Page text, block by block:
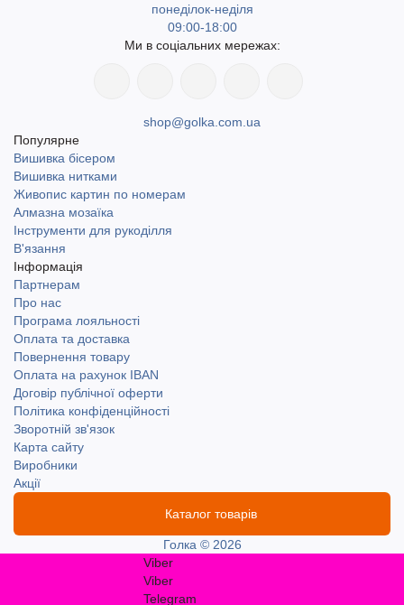
понеділок-неділя
09:00-18:00
Ми в соціальних мережах:
shop@golka.com.ua
Популярне
Вишивка бісером
Вишивка нитками
Живопис картин по номерам
Алмазна мозаїка
Інструменти для рукоділля
В'язання
Інформація
Партнерам
Про нас
Програма лояльності
Оплата та доставка
Повернення товару
Оплата на рахунок IBAN
Договір публічної оферти
Політика конфіденційності
Зворотній зв'язок
Карта сайту
Виробники
Акції
Каталог товарів
Голка © 2026
Viber
Viber
Telegram